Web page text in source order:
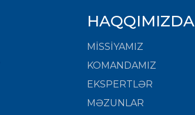
HAQQIMIZDA
MISSIYAMIZ
KOMANDAMIZ
EKSPERTLƏR
MƏZUNLAR